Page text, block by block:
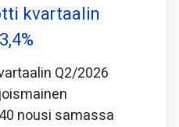
kvartaalin
Q2/2026
nousi samassa